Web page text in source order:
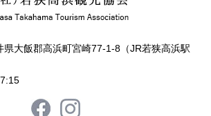
大飯郡高浜町宮崎77-1-8（JR若狭高浜駅